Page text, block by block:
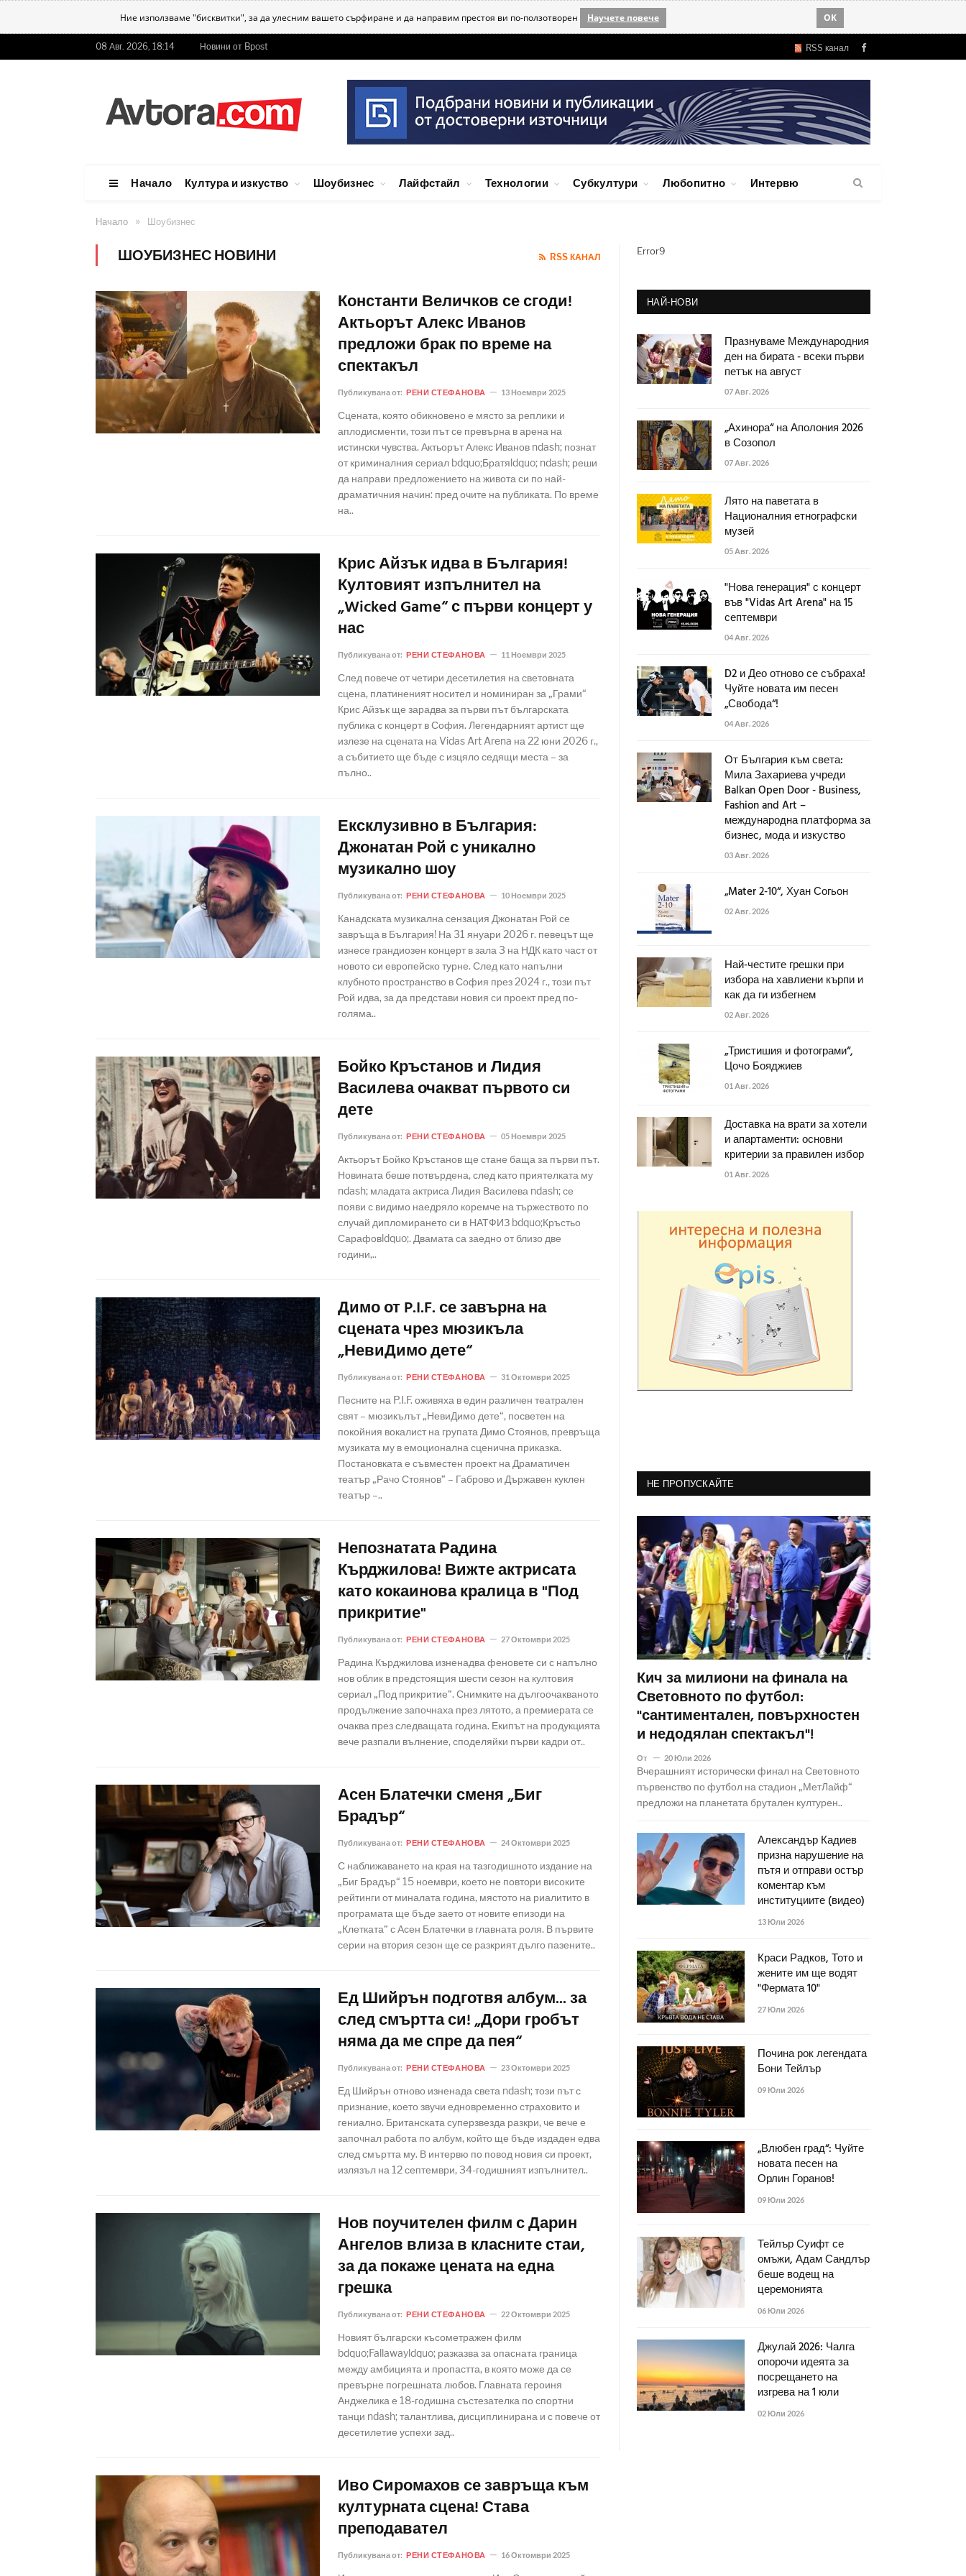
Ние използваме "бисквитки", за да улесним вашето сърфиране и да направим престоя ви по-ползотворен Научете повече OK
08 Авг. 2026, 18:14 Новини от Bpost RSS канал Facebook
Начало Култура и изкуство Шоубизнес Лайфстайл Технологии Субкултури Любопитно Интервю
Начало » Шоубизнес
ШОУБИЗНЕС НОВИНИ RSS КАНАЛ
Константи Величков се сгоди!
Актьорът Алекс Иванов
предложи брак по време на
спектакъл
Публикувана от: РЕНИ СТЕФАНОВА 13 Ноември 2025
Сцената, която обикновено е място за реплики и
аплодисменти, този път се превърна в арена на
истински чувства. Актьорът Алекс Иванов ndash; познат
от криминалния сериал bdquo;Братяldquo; ndash; реши
да направи предложението на живота си по най-
драматичния начин: пред очите на публиката. По време
на..
Крис Айзък идва в България!
Култовият изпълнител на
„Wicked Game“ с първи концерт у
нас
Публикувана от: РЕНИ СТЕФАНОВА 11 Ноември 2025
След повече от четири десетилетия на световната
сцена, платиненият носител и номиниран за „Грами“
Крис Айзък ще зарадва за първи път българската
публика с концерт в София. Легендарният артист ще
излезе на сцената на Vidas Art Arena на 22 юни 2026 г.,
а събитието ще бъде с изцяло седящи места – за
пълно..
Ексклузивно в България:
Джонатан Рой с уникално
музикално шоу
Публикувана от: РЕНИ СТЕФАНОВА 10 Ноември 2025
Канадската музикална сензация Джонатан Рой се
завръща в България! На 31 януари 2026 г. певецът ще
изнесе грандиозен концерт в зала 3 на НДК като част от
новото си европейско турне. След като напълни
клубното пространство в София през 2024 г., този път
Рой идва, за да представи новия си проект пред по-
голяма..
Бойко Кръстанов и Лидия
Василева очакват първото си
дете
Публикувана от: РЕНИ СТЕФАНОВА 05 Ноември 2025
Актьорът Бойко Кръстанов ще стане баща за първи път.
Новината беше потвърдена, след като приятелката му
ndash; младата актриса Лидия Василева ndash; се
появи с видимо наедряло коремче на тържеството по
случай дипломирането си в НАТФИЗ bdquo;Кръстьо
Сарафовldquo;. Двамата са заедно от близо две
години,..
Димо от P.I.F. се завърна на
сцената чрез мюзикъла
„НевиДимо дете“
Публикувана от: РЕНИ СТЕФАНОВА 31 Октомври 2025
Песните на P.I.F. оживяха в един различен театрален
свят – мюзикълът „НевиДимо дете“, посветен на
покойния вокалист на групата Димо Стоянов, превръща
музиката му в емоционална сценична приказка.
Постановката е съвместен проект на Драматичен
театър „Рачо Стоянов“ – Габрово и Държавен куклен
театър –..
Непознатата Радина
Кърджилова! Вижте актрисата
като кокаинова кралица в "Под
прикритие"
Публикувана от: РЕНИ СТЕФАНОВА 27 Октомври 2025
Радина Кърджилова изненадва феновете си с напълно
нов облик в предстоящия шести сезон на култовия
сериал „Под прикритие“. Снимките на дългоочакваното
продължение започнаха през лятото, а премиерата се
очаква през следващата година. Екипът на продукцията
вече разпали вълнение, споделяйки първи кадри от..
Асен Блатечки сменя „Биг
Брадър“
Публикувана от: РЕНИ СТЕФАНОВА 24 Октомври 2025
С наближаването на края на тазгодишното издание на
„Биг Брадър“ 15 ноември, което не повтори високите
рейтинги от миналата година, мястото на риалитито в
програмата ще бъде заето от новите епизоди на
„Клетката“ с Асен Блатечки в главната роля. В първите
серии на втория сезон ще се разкрият дълго пазените..
Ед Шийрън подготвя албум... за
след смъртта си! „Дори гробът
няма да ме спре да пея“
Публикувана от: РЕНИ СТЕФАНОВА 23 Октомври 2025
Ед Шийрън отново изненада света ndash; този път с
признание, което звучи едновременно страховито и
гениално. Британската суперзвезда разкри, че вече е
започнал работа по албум, който ще бъде издаден едва
след смъртта му. В интервю по повод новия си проект,
излязъл на 12 септември, 34-годишният изпълнител..
Нов поучителен филм с Дарин
Ангелов влиза в класните стаи,
за да покаже цената на една
грешка
Публикувана от: РЕНИ СТЕФАНОВА 22 Октомври 2025
Новият български късометражен филм
bdquo;Fallawayldquo; разказва за опасната граница
между амбицията и пропастта, в която може да се
превърне погрешната любов. Главната героиня
Анджелика е 18-годишна състезателка по спортни
танци ndash; талантлива, дисциплинирана и с повече от
десетилетие успехи зад..
Иво Сиромахов се завръща към
културната сцена! Става
преподавател
Публикувана от: РЕНИ СТЕФАНОВА 16 Октомври 2025
Error9
НАЙ-НОВИ
Празнуваме Международния
ден на бирата - всеки първи
петък на август
07 Авг. 2026
„Ахинора“ на Аполония 2026
в Созопол
07 Авг. 2026
Лято на паветата в
Националния етнографски
музей
05 Авг. 2026
"Нова генерация" с концерт
във "Vidas Art Arena" на 15
септември
04 Авг. 2026
D2 и Део отново се събраха!
Чуйте новата им песен
„Свобода“!
04 Авг. 2026
От България към света:
Мила Захариева учреди
Balkan Open Door - Business,
Fashion and Art –
международна платформа за
бизнес, мода и изкуство
03 Авг. 2026
„Mater 2-10“, Хуан Согьон
02 Авг. 2026
Най-честите грешки при
избора на хавлиени кърпи и
как да ги избегнем
02 Авг. 2026
„Тристишия и фотограми“,
Цочо Бояджиев
01 Авг. 2026
Доставка на врати за хотели
и апартаменти: основни
критерии за правилен избор
01 Авг. 2026
НЕ ПРОПУСКАЙТЕ
Кич за милиони на финала на
Световното по футбол:
"сантиментален, повърхностен
и недодялан спектакъл"!
От 20 Юли 2026
Вчерашният исторически финал на Световното
първенство по футбол на стадион „МетЛайф“
предложи на планетата брутален културен..
Александър Кадиев
призна нарушение на
пътя и отправи остър
коментар към
институциите (видео)
13 Юли 2026
Краси Радков, Тото и
жените им ще водят
"Фермата 10"
27 Юли 2026
Почина рок легендата
Бони Тейлър
09 Юли 2026
„Влюбен град“: Чуйте
новата песен на
Орлин Горанов!
09 Юли 2026
Тейлър Суифт се
омъжи, Адам Сандлър
беше водещ на
церемонията
06 Юли 2026
Джулай 2026: Чалга
опорочи идеята за
посрещането на
изгрева на 1 юли
02 Юли 2026